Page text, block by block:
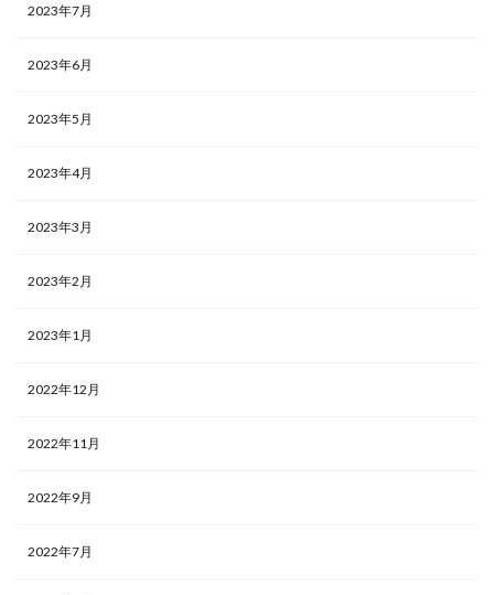
2023年7月
2023年6月
2023年5月
2023年4月
2023年3月
2023年2月
2023年1月
2022年12月
2022年11月
2022年9月
2022年7月